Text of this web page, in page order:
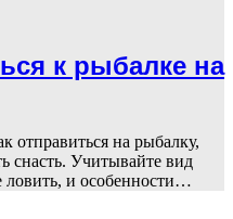
к рыбалке на
отправиться на рыбалку,
снасть. Учитывайте вид
и особенности…